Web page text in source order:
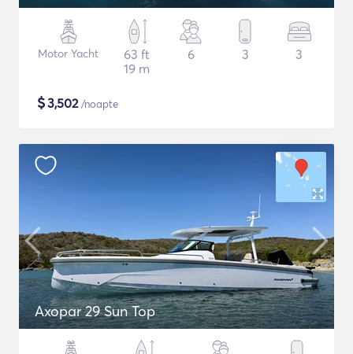
Motor Yacht
63 ft
19 m
6 3 3
$3,502/noapte
Axopar 29 Sun Top